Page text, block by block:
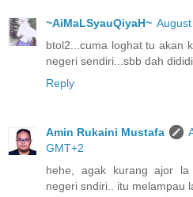
~AiMaLSyauQiyaH~
btol2...cuma loghat tu akan
negeri sendiri...sbb dah
Reply
Amin Rukaini Mustafa
GMT+2
hehe, agak kurang ajor
negeri sndiri.. itu melampau